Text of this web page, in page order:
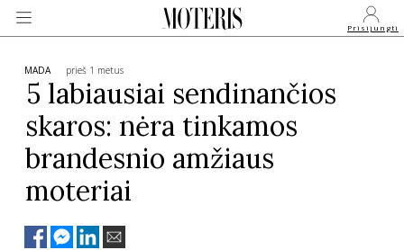
Prisijungti
VEIDAI
MONARCHIJA
MADA
MADA prieš 1 metus
5 labiausiai sendinančios
skaros: nėra tinkamos
brandesnio amžiaus
moteriai